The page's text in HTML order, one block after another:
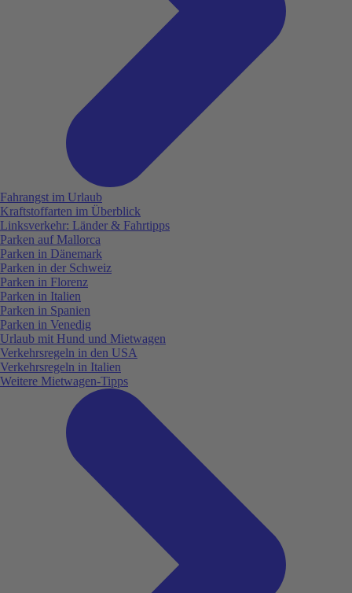
Fahrangst im Urlaub
Kraftstoffarten im Überblick
Linksverkehr: Länder & Fahrtipps
Parken auf Mallorca
Parken in Dänemark
Parken in der Schweiz
Parken in Florenz
Parken in Italien
Parken in Spanien
Parken in Venedig
Urlaub mit Hund und Mietwagen
Verkehrsregeln in den USA
Verkehrsregeln in Italien
Weitere Mietwagen-Tipps